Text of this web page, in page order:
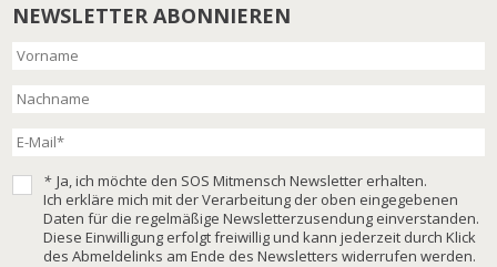
NEWSLETTER ABONNIEREN
* Ja, ich möchte den SOS Mitmensch Newsletter erhalten.
Ich erkläre mich mit der Verarbeitung der oben eingegebenen
Daten für die regelmäßige Newsletterzusendung einverstanden.
Diese Einwilligung erfolgt freiwillig und kann jederzeit durch Klick
des Abmeldelinks am Ende des Newsletters widerrufen werden.